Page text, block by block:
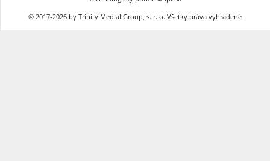
© 2017-2026 by Trinity Medial Group, s. r. o. Všetky práva vyhradené